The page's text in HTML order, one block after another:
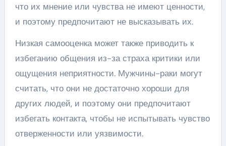
что их мнение или чувства не имеют ценности,
и поэтому предпочитают не высказывать их.
Низкая самооценка может также приводить к
избеганию общения из-за страха критики или
ощущения неприятности. Мужчины-раки могут
считать, что они не достаточно хороши для
других людей, и поэтому они предпочитают
избегать контакта, чтобы не испытывать чувство
отверженности или уязвимости.